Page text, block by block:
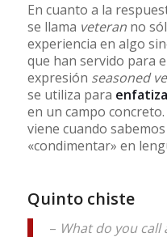
En cuanto a la
se llama veteran no
experiencia en algo
que han servido para
expresión seasoned
se utiliza para
en un campo
viene cuando
«condimentar» en
Quinto chiste
– What do you call